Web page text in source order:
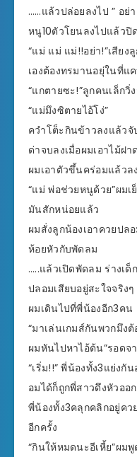
……แล้วปล่อยลงไป ” อย่
หนู10ตัวโยนลงไปแล้วปิ
“แม่ แม่ แม่!!อย่า!”เสีย
เองต้องทรมานอยุ่ในที่
“แกตายซะ!”ลูกคนเล็กวิ่
“แม่มึงซิตายไอ้โง่”
ควำโต็ะกินข้าวลงแล้วจั
ด่าจบลงเมื่อผมเอาไม้ฝ
ผมเอาตัวขึ้นคร่อมแล้วล
“แม่ พ่อช่วยหนูด้วย”ผม
มันสักหน่อยแล้ว
ผมสั่งลูกน้องเอาควยป
ห้อยหัวกับพัดลม
…..แล้วเปิดพัดลม ร่างเ
ปลอมเสียบอยู่สะใจจริงๆ
ผมเดินไปที่พี่น้องอีก3คน
“มาเล่นเกมส์กันพวกมึง
ผมหันไปหาไอ้ต้น”รอดจ
“เริ่ม!!” พี่น้องทั้ง3แย่ง
อมได้ก็ถูกพี่สาวดึงหัวออ
พี่น้องทั้ง3คลุกคลิกอยู่คว
อีกครั้ง
“กินให้หมดนะอีเหี้ย”ผม